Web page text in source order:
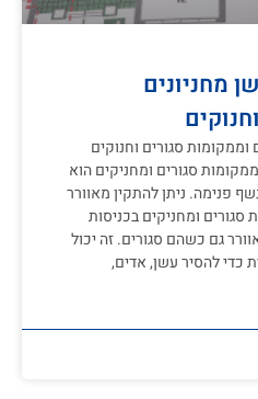
מחניונים
וממקומות סגורים וחנוקים
סגורים ומחניקים הוא
פנימה. ניתן להתקין מאוורר
סגורים ומחניקים בכניסות
גם כשהם סגורים. זה יכול
כדי להסיר עשן, אדים,